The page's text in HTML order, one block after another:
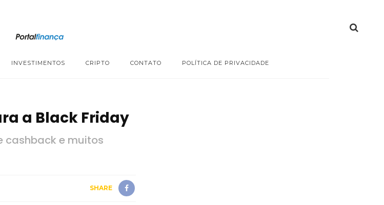
INVESTIMENTOS CRIPTO CONTATO POLÍTICA DE PRIVACIDADE
a Black Friday
cashback e muitos
SHARE